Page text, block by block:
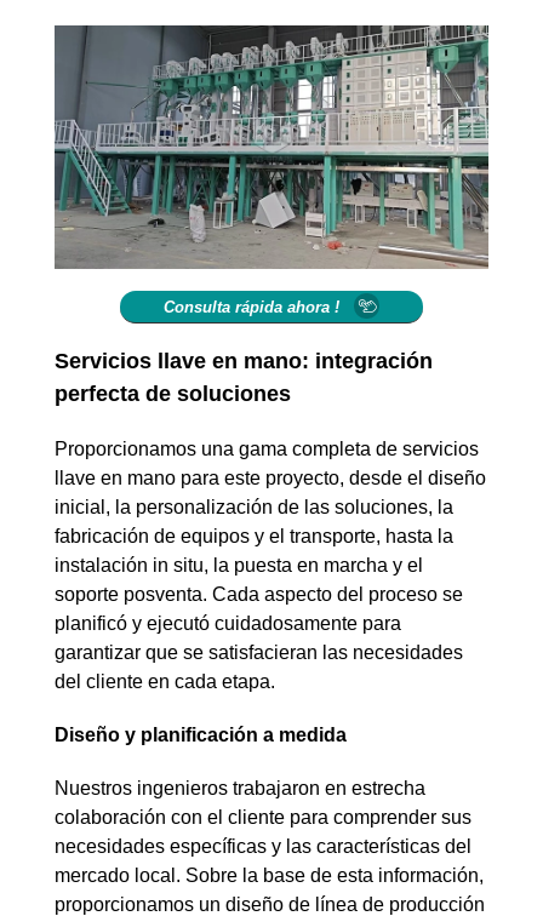
Consulta rápida ahora !
Servicios llave en mano: integración
perfecta de soluciones
Proporcionamos una gama completa de servicios
llave en mano para este proyecto, desde el diseño
inicial, la personalización de las soluciones, la
fabricación de equipos y el transporte, hasta la
instalación in situ, la puesta en marcha y el
soporte posventa. Cada aspecto del proceso se
planificó y ejecutó cuidadosamente para
garantizar que se satisfacieran las necesidades
del cliente en cada etapa.
Diseño y planificación a medida
Nuestros ingenieros trabajaron en estrecha
colaboración con el cliente para comprender sus
necesidades específicas y las características del
mercado local. Sobre la base de esta información,
proporcionamos un diseño de línea de producción